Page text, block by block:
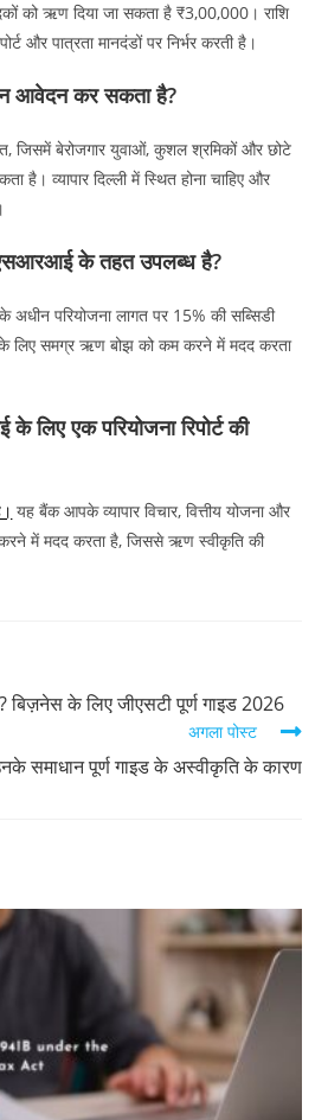
को ऋण दिया जा सकता है ₹3,00,000। राशि
और पात्रता मानदंडों पर निर्भर करती है।
आवेदन कर सकता है?
जिसमें बेरोजगार युवाओं, कुशल श्रमिकों और छोटे
है। व्यापार दिल्ली में स्थित होना चाहिए और
के तहत उपलब्ध है?
अधीन परियोजना लागत पर 15% की सब्सिडी
के लिए समग्र ऋण बोझ को कम करने में मदद करता
एक परियोजना रिपोर्ट की
यह बैंक आपके व्यापार विचार, वित्तीय योजना और
करने में मदद करता है, जिससे ऋण स्वीकृति की
बिज़नेस के लिए जीएसटी पूर्ण गाइड 2026
अगला पोस्ट
समाधान पूर्ण गाइड के अस्वीकृति के कारण